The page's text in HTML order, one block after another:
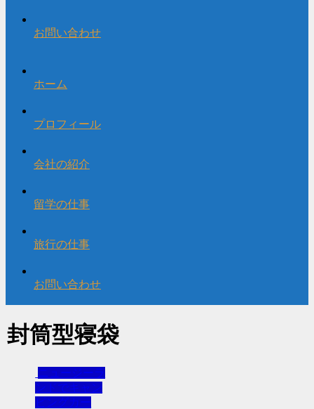
お問い合わせ
ホーム
プロフィール
会社の紹介
留学の仕事
旅行の仕事
お問い合わせ
封筒型寝袋
ニュージーラ
ンドでキャン
ピングカー